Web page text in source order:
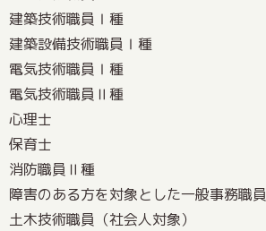
建築技術職員Ⅰ種
建築設備技術職員Ⅰ種
電気技術職員Ⅰ種
電気技術職員Ⅱ種
心理士
保育士
消防職員Ⅱ種
障害のある方を対象とした一般事務職員
土木技術職員（社会人対象）